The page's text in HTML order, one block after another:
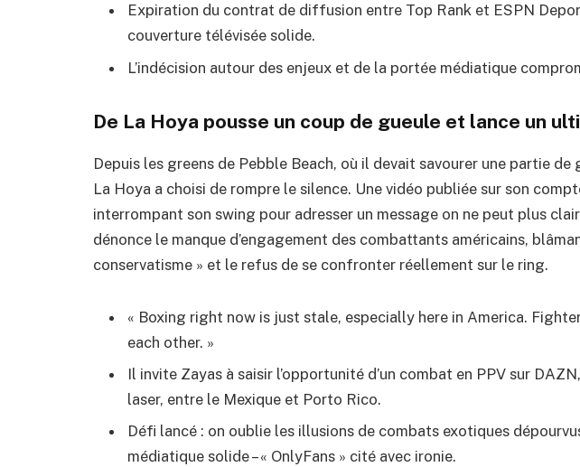
Expiration du contrat de diffusion entre Top Rank et ESPN
couverture télévisée solide.
L’indécision autour des enjeux et de la portée médiatique
De La Hoya pousse un coup de gueule et lance un
Depuis les greens de Pebble Beach, où il devait savourer une partie
La Hoya a choisi de rompre le silence. Une vidéo publiée sur son
interrompant son swing pour adresser un message on ne peut plus
dénonce le manque d’engagement des combattants américains,
conservatisme » et le refus de se confronter réellement sur le ring.
« Boxing right now is just stale, especially here in America.
each other. »
Il invite Zayas à saisir l’opportunité d’un combat en PPV sur
laser, entre le Mexique et Porto Rico.
Défi lancé : on oublie les illusions de combats exotiques
médiatique solide – « OnlyFans » cité avec ironie.